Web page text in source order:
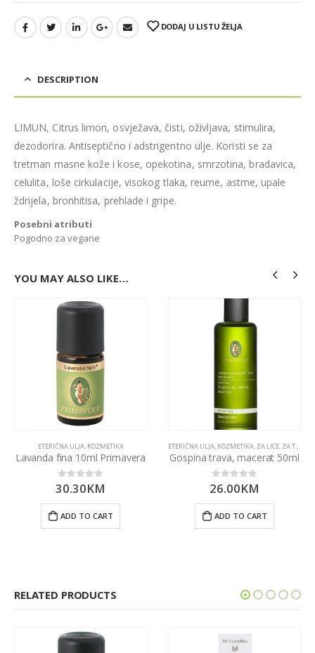
DODAJ U LISTU ŽELJA
DESCRIPTION
LIMUN, Citrus limon, osvježava, čisti, oživljava, stimulira,
dezodorira. Antiseptično i adstrigentno ulje. Koristi se za
tretman masne kože i kose, opekotina, smrzotina, bradavica,
celulita, loše cirkulacije, visokog tlaka, reume, astme, upale
ždrijela, bronhitisa, prehlade i gripe.
Posebni atributi
Pogodno za vegane
YOU MAY ALSO LIKE…
ETERIČNA ULJA, KOZMETIKA
Lavanda fina 10ml Primavera
0 out of 5
30.30KM
ADD TO CART
ETERIČNA ULJA, KOZMETIKA, ZA LICE, ZA TIJELO
Gospina trava, macerat 50ml
0out of 5
26.00KM
ADD TO CART
RELATED PRODUCTS